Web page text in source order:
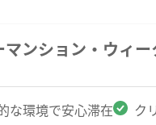
ンション・ウィ
な環境で安心滞在 ク